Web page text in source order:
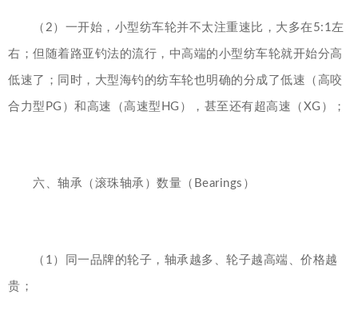
（2）一开始，小型纺车轮并不太注重速比，大多在5:1左
右；但随着路亚钓法的流行，中高端的小型纺车轮就开始分高
低速了；同时，大型海钓的纺车轮也明确的分成了低速（高咬
合力型PG）和高速（高速型HG），甚至还有超高速（XG）；
六、轴承（滚珠轴承）数量（Bearings）
（1）同一品牌的轮子，轴承越多、轮子越高端、价格越
贵；